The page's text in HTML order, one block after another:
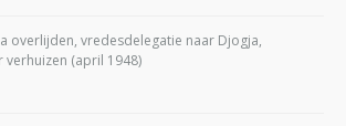
overlijden, vredesdelegatie naar Djogja,
verhuizen (april 1948)